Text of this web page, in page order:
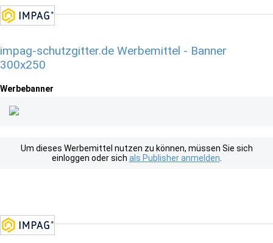
impag-schutzgitter.de Werbemittel - Banner
300x250
Werbebanner
Um dieses Werbemittel nutzen zu können, müssen Sie sich
einloggen oder sich als Publisher anmelden